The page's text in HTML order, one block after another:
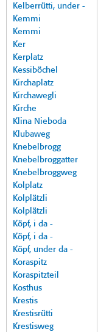
Kelberrütti, under -
Kemmi
Kemmi
Ker
Kerplatz
Kessiböchel
Kirchaplatz
Kirchawegli
Kirche
Klina Nieboda
Klubaweg
Knebelbrogg
Knebelbroggatter
Knebelbroggweg
Kolplatz
Kolplätzli
Kolplätzli
Köpf, i da -
Köpf, i da -
Köpf, under da -
Koraspitz
Koraspitzteil
Kosthus
Krestis
Krestisrütti
Krestisweg